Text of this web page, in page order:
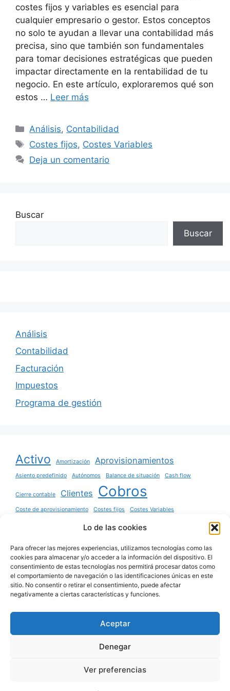
Lo de las cookies
Para ofrecer las mejores experiencias, utilizamos tecnologías como las
cookies para almacenar y/o acceder a la información del dispositivo. El
consentimiento de estas tecnologías nos permitirá procesar datos como
el comportamiento de navegación o las identificaciones únicas en este
sitio. No consentir o retirar el consentimiento, puede afectar
negativamente a ciertas características y funciones.
Aceptar
Denegar
Ver preferencias
costes fijos y variables es esencial para
cualquier empresario o gestor. Estos conceptos
no solo te ayudan a llevar una contabilidad más
precisa, sino que también son fundamentales
para tomar decisiones estratégicas que pueden
impactar directamente en la rentabilidad de tu
negocio. En este artículo, exploraremos qué son
estos … Leer más
Categorías
Análisis, Contabilidad
Etiquetas
Costes fijos, Costes Variables
Deja un comentario
Buscar
Buscar
Análisis
Contabilidad
Facturación
Impuestos
Programa de gestión
Activo Amortización Aprovisionamientos
Asiento predefinido Autónomos Balance de situación Cash flow
Cierre contable Clientes Cobros
Coste de aprovisionamiento Costes fijos
Costes Variables
Gasto de personal Gastos Gastos Variables
Ingresos Inventario Inversión IVA Nómina
Pagos Pasivo Patrimonio neto
Préstamo Resultado